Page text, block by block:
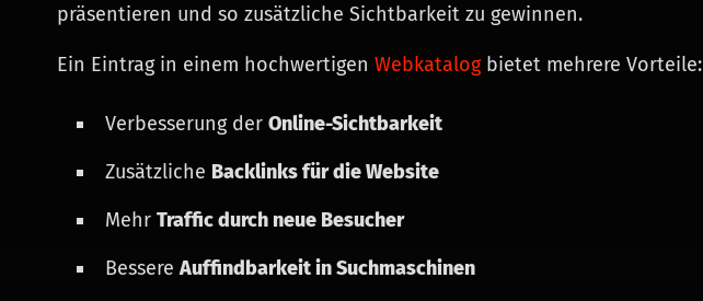
präsentieren und so zusätzliche Sichtbarkeit zu gewinnen.
Ein Eintrag in einem hochwertigen Webkatalogbietet mehrere Vorteile:
Verbesserung der Online-Sichtbarkeit
Zusätzliche Backlinks für die Website
Mehr Traffic durch neue Besucher
BessereAuffindbarkeit in Suchmaschinen